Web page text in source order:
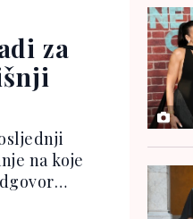
Nosile
za
na koje
do